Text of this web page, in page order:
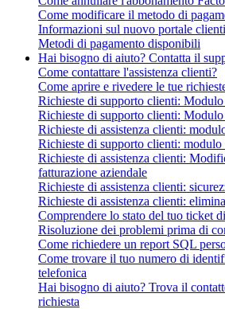
Come modificare il metodo di
Informazioni sul nuovo portale clienti
Metodi di pagamento disponibili
Hai bisogno di aiuto? Contatta il
Come contattare l'assistenza clienti?
Come aprire e rivedere le tue
Richieste di supporto clienti:
Richieste di supporto clienti:
Richieste di assistenza clienti:
Richieste di supporto clienti:
Richieste di assistenza clienti:
fatturazione aziendale
Richieste di assistenza clienti:
Richieste di assistenza clienti:
Comprendere lo stato del tuo ticket
Risoluzione dei problemi prima di
Come richiedere un report SQL
Come trovare il tuo numero di
telefonica
Hai bisogno di aiuto? Trova il
richiesta